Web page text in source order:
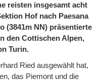
reisten insgesamt acht
Hof nach Paesana
(3841m NN) präsentierte
den Cottischen Alpen,
Turin.
Ried ausgewählt hat,
das Piemont und die